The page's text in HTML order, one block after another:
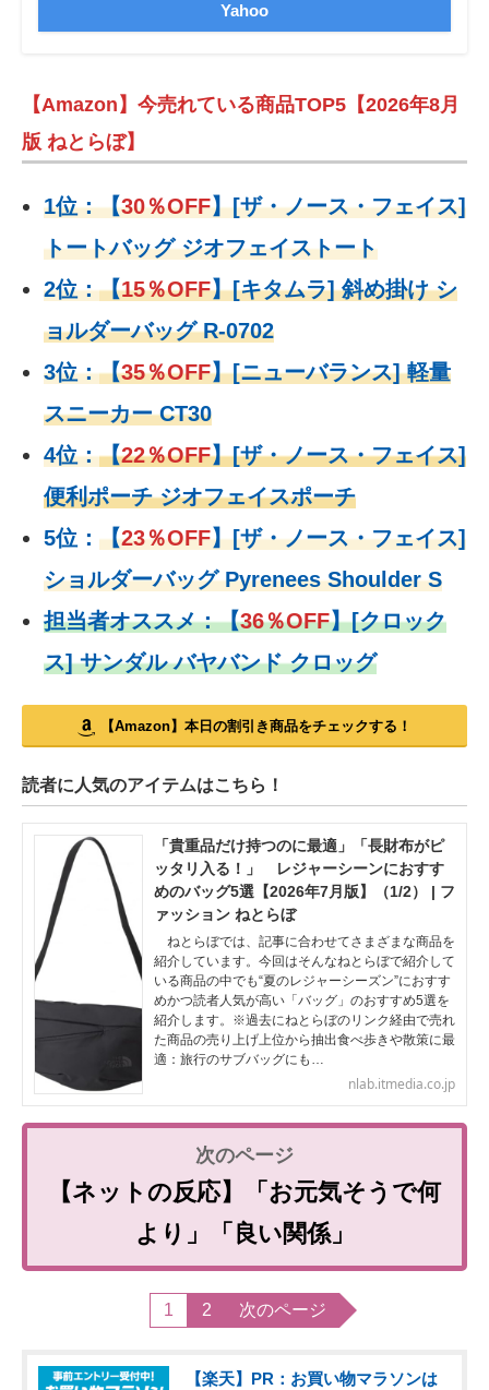
Yahoo
【Amazon】今売れている商品TOP5【2026年8月
版 ねとらぼ】
1位：【30％OFF】[ザ・ノース・フェイス]
トートバッグ ジオフェイストート
2位：【15％OFF】[キタムラ] 斜め掛け シ
ョルダーバッグ R-0702
3位：【35％OFF】[ニューバランス] 軽量
スニーカー CT30
4位：【22％OFF】[ザ・ノース・フェイス]
便利ポーチ ジオフェイスポーチ
5位： 【23％OFF】[ザ・ノース・フェイス]
ショルダーバッグ Pyrenees Shoulder S
担当者オススメ：【36％OFF】[クロック
ス] サンダル バヤバンド クロッグ
【Amazon】本日の割引き商品をチェックする！
読者に人気のアイテムはこちら！
「貴重品だけ持つのに最適」「長財布がピ
ッタリ入る！」 レジャーシーンにおすす
めのバッグ5選【2026年7月版】（1/2） | フ
ァッション ねとらぼ
ねとらぼでは、記事に合わせてさまざまな商品を
紹介しています。今回はそんなねとらぼで紹介して
いる商品の中でも“夏のレジャーシーズン”におすす
めかつ読者人気が高い「バッグ」のおすすめ5選を
紹介します。※過去にねとらぼのリンク経由で売れ
た商品の売り上げ上位から抽出食べ歩きや散策に最
適：旅行のサブバッグにも…
nlab.itmedia.co.jp
【ネットの反応】「お元気そうで何
より」「良い関係」
1 2 次のページ
【楽天】PR：お買い物マラソンは